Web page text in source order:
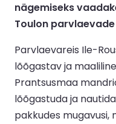
nägemiseks
Toulon
Parvlaevareis Ile-
lõõgastav ja
Prantsusmaa
lõõgastuda ja
pakkudes mugavusi,